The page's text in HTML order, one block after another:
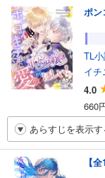
ポン
TL
イチ
4.0
660
あらすじを表示す
【